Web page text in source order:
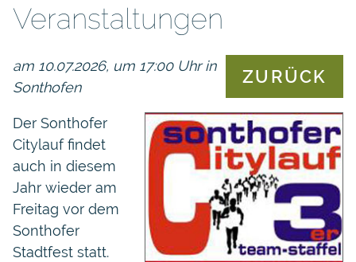
Veranstaltungen
ZURÜCK
am 10.07.2026, um 17:00 Uhr in
Sonthofen
Der Sonthofer
Citylauf findet
auch in diesem
Jahr wieder am
Freitag vor dem
Sonthofer
Stadtfest statt.